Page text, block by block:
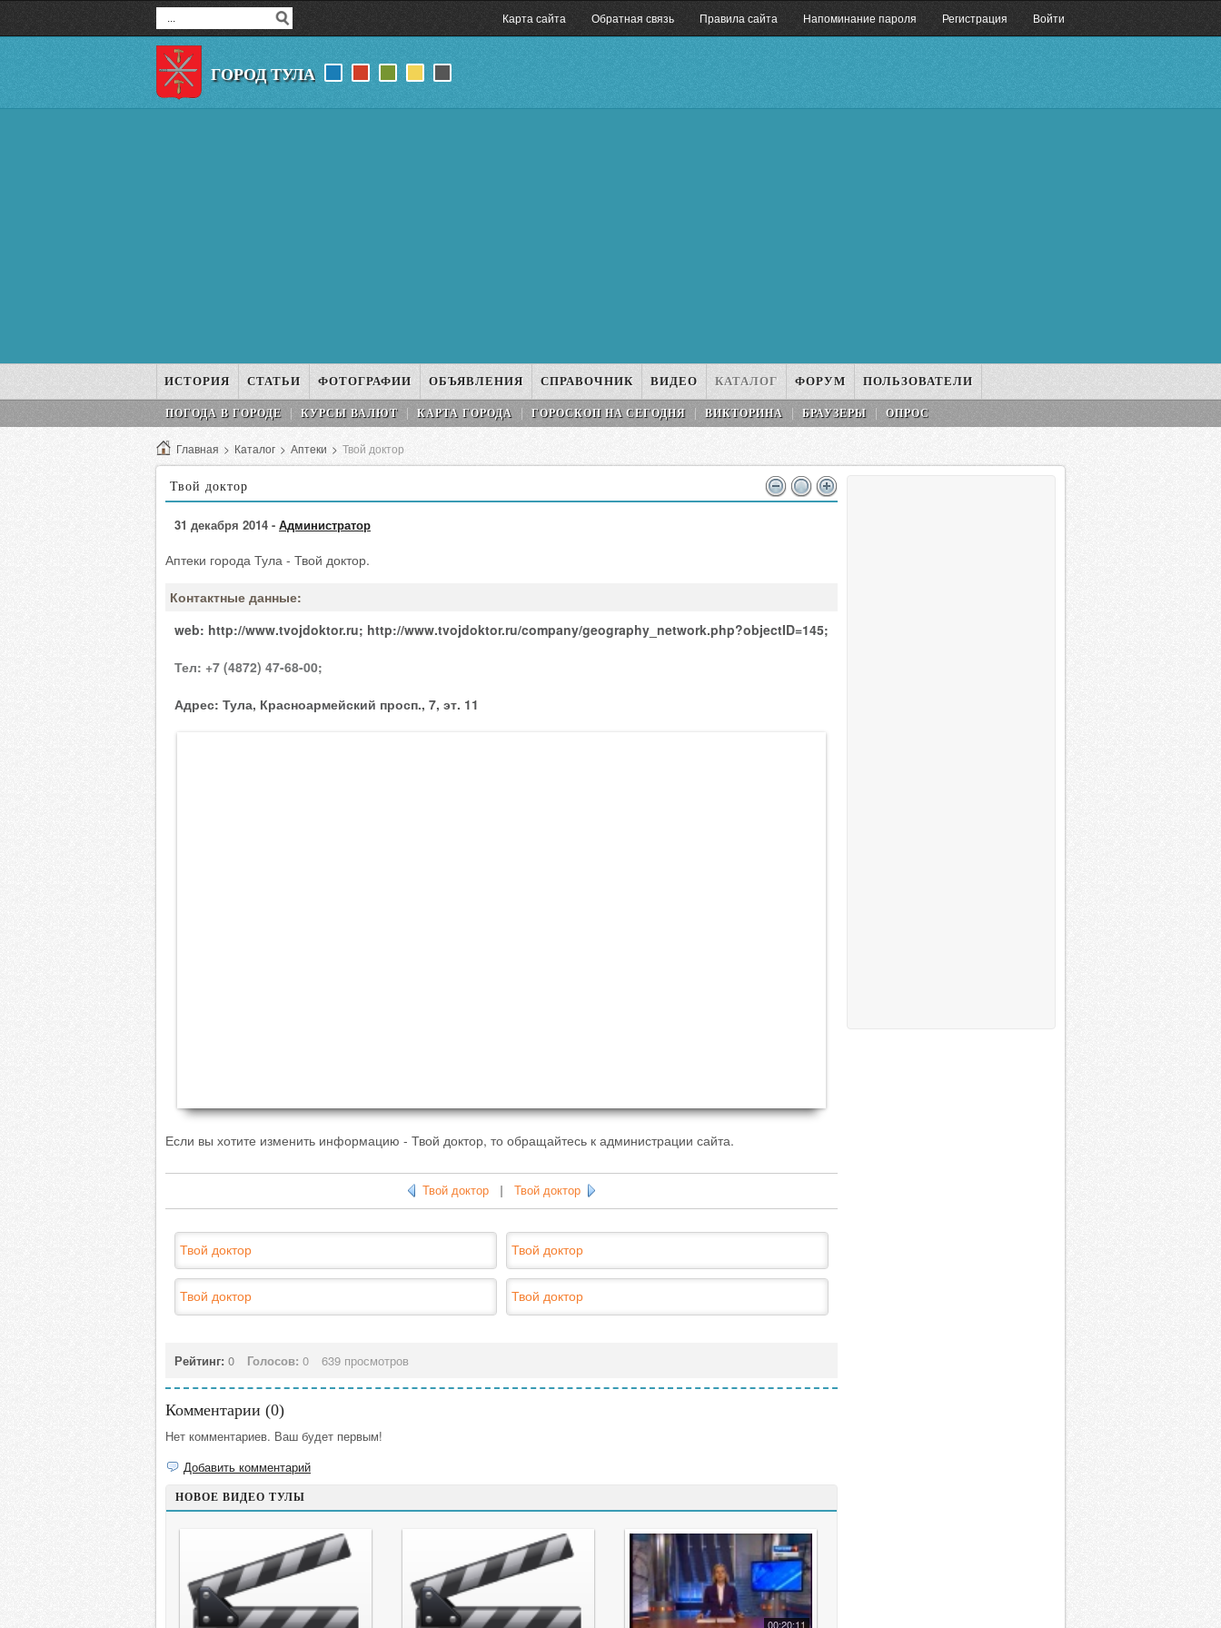
Карта сайта Обратная связь Правила сайта Напоминание пароля Регистрация Войти
ГОРОД ТУЛА
ИСТОРИЯ СТАТЬИ ФОТОГРАФИИ ОБЪЯВЛЕНИЯ СПРАВОЧНИК ВИДЕО КАТАЛОГ ФОРУМ ПОЛЬЗОВАТЕЛИ
ПОГОДА В ГОРОДЕ КУРСЫ ВАЛЮТ КАРТА ГОРОДА ГОРОСКОП НA СEГОДНЯ ВИКТОРИНА БРАУЗЕРЫ ОПРОС
Главная > Каталог > Аптеки > Твой доктор
Твой доктор
31 декабря 2014 - Администратор
Аптеки города Тула - Твой доктор.
Контактные данные:
web: http://www.tvojdoktor.ru; http://www.tvojdoktor.ru/company/geography_network.php?objectID=145;
Тел: +7 (4872) 47-68-00;
Адрес: Тула, Красноармейский просп., 7, эт. 11
Если вы хотите изменить информацию - Твой доктор, то обращайтесь к администрации сайта.
Твой доктор Твой доктор
Твой доктор Твой доктор
Твой доктор Твой доктор
Рейтинг: 0 Голосов: 0 639 просмотров
Комментарии (0)
Нет комментариев. Ваш будет первым!
Добавить комментарий
НОВОЕ ВИДЕО ТУЛЫ
00:20:11